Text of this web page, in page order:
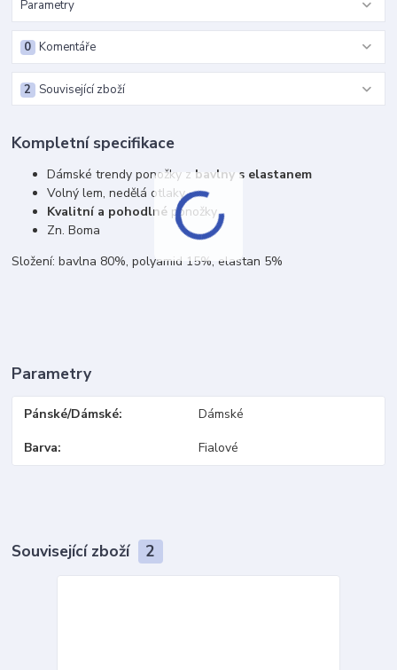
Parametry
Komentáře
0
Související zboží
2
Kompletní specifikace
Dámské trendy ponožky z bavlny s elastanem
Volný lem, nedělá otlaky
Kvalitní a pohodlné ponožky
Zn. Boma
Složení: bavlna 80%, polyamid 15%, elastan 5%
Parametry
Pánské/Dámské Dámské
Barva Fialové
Související zboží 2